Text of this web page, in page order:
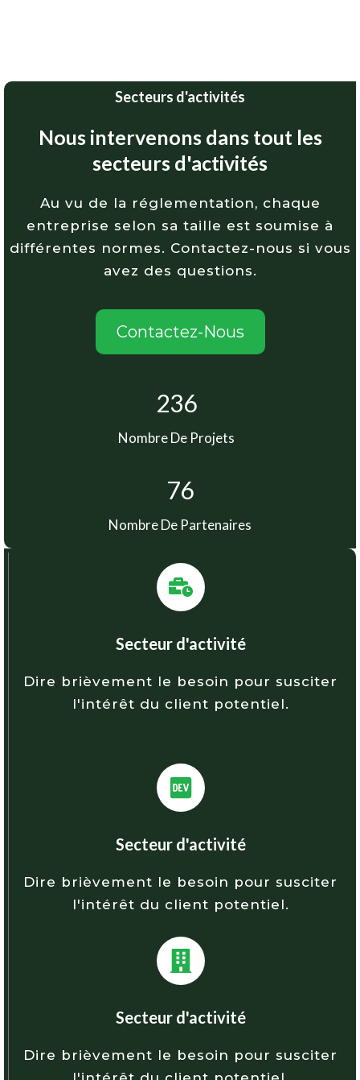
Secteurs d'activités
Nous intervenons dans tout les
secteurs d'activités
Au vu de la réglementation, chaque
entreprise selon sa taille est soumise à
différentes normes. Contactez-nous si vous
avez des questions.
Contactez-Nous
Nombre De Projets
236
Nombre De Partenaires
76
Secteur d'activité
Dire brièvement le besoin pour susciter
l'intérêt du client potentiel.
Secteur d'activité
Dire brièvement le besoin pour susciter
l'intérêt du client potentiel.
Secteur d'activité
Dire brièvement le besoin pour susciter